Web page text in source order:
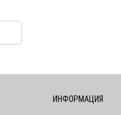
ИНФОРМАЦИЯ